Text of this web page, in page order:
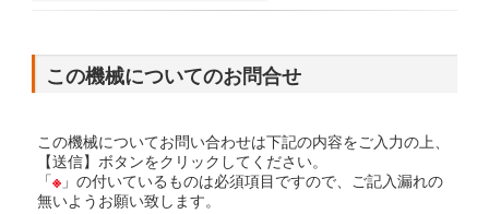
この機械についてのお問合せ
この機械についてお問い合わせは下記の内容をご入力の上、
【送信】ボタンをクリックしてください。
「※ 」の付いているものは必須項目ですので、ご記入漏れの
無いようお願い致します。